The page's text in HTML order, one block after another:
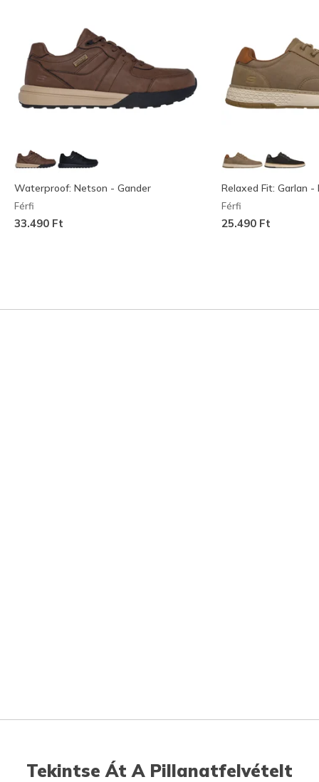
Waterproof: Netson - Gander
Férfi
33.490 Ft
Relaxed Fit: Garlan -
Férfi
25.490 Ft
Tekintse Át A Pillanatfelvételt